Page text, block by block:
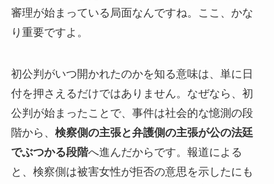
審理が始まっている局面なんですね。ここ、かな
り重要ですよ。
初公判がいつ開かれたのかを知る意味は、単に日
付を押さえるだけではありません。なぜなら、初
公判が始まったことで、事件は社会的な憶測の段
階から、 検察側の主張と弁護側の主張が公の法廷
でぶつかる段階へ進んだからです。報道による
と、検察側は被害女性が拒否の意思を示したにも